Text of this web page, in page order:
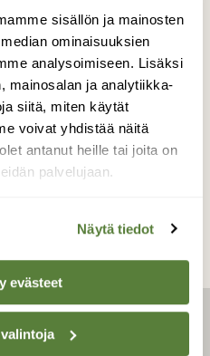
sisällön ja mainosten
ominaisuuksien
analysoimiseen. Lisäksi
mainosalan ja analytiikka-
siitä, miten käytät
voivat yhdistää näitä
antanut heille tai joita on
palvelujaan.
Näytä tiedot
evästeet
LEHTI